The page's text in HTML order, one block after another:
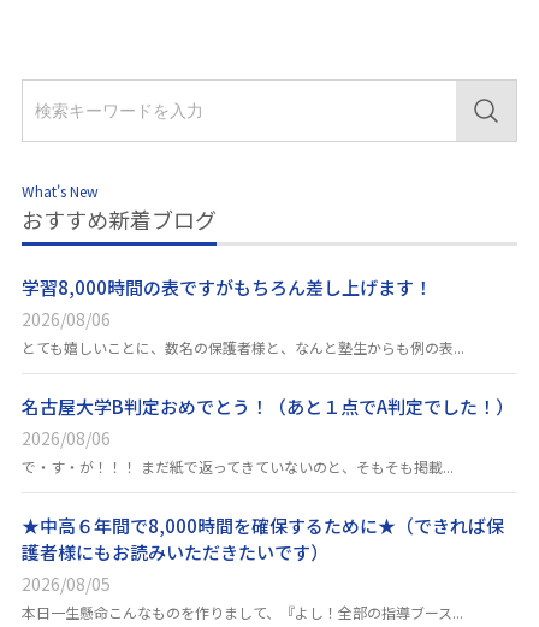
What's New
おすすめ新着ブログ
学習8,000時間の表ですがもちろん差し上げます！
2026/08/06
とても嬉しいことに、数名の保護者様と、なんと塾生からも例の表...
名古屋大学B判定おめでとう！（あと１点でA判定でした！）
2026/08/06
で・す・が！！！ まだ紙で返ってきていないのと、そもそも掲載...
★中高６年間で8,000時間を確保するために★（できれば保
護者様にもお読みいただきたいです）
2026/08/05
本日一生懸命こんなものを作りまして、『よし！全部の指導ブース...